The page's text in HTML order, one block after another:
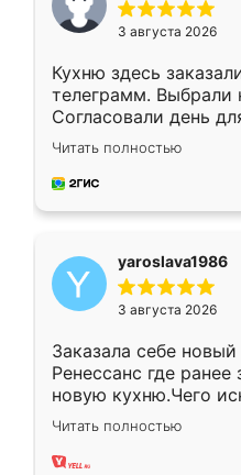
3 августа 2026
Кухню здесь
телеграмм. Выбрали
Согласовали день
недели кухня была
довольны работой.
мебель за
Читать полностью
yaroslava1986
3 августа 2026
Заказала себе
Ренессанс где ранее
новую кухню.Чего
вполне довольна.
два года, нареканий
Читать полностью